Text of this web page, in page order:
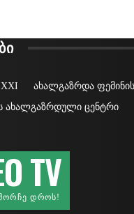
ახალგაზრდა
ახალგაზრდული ცენტრი
TV
ᲓᲠᲝᲡ!